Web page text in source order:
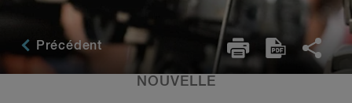
Précédent
NOUVELLE